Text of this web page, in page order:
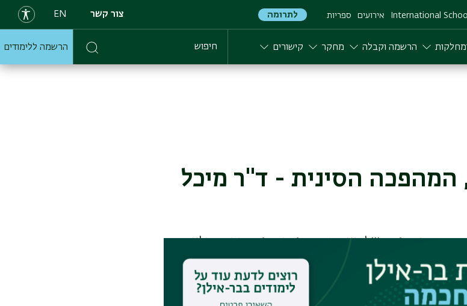
International School אירועים ספריות לתרומה צור קשר EN
הרשמה וקבלה מחקר קישורים חיפוש הרשמה ללימודים
#1: מאו, המהפכה הסינית - ד"ר מיכל
תחת מנהיגותו של מאו דזה-דונג, מנהיג כריזמטי ומלא
מהפכן אך לאומן. על אף המאורעות הקשים שחווה
סמל בסין. ד"ר מיכל זלצר לביד מהתוכנית לדרום
ועל האיש שהוביל אותה.
עקבו אחרינו גם בוואטצאפ